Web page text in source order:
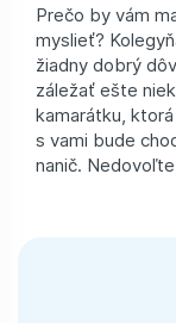
Prečo by vám
myslieť?
žiadny dobrý
záležať ešte
kamarátku, ktorá
s vami bude
nanič.